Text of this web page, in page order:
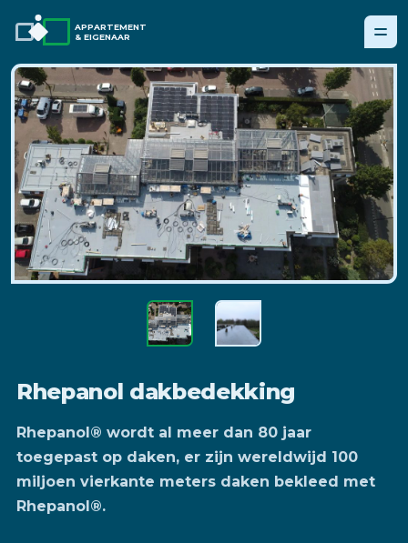
APPARTEMENT
& EIGENAAR
Rhepanol dakbedekking
Rhepanol® wordt al meer dan 80 jaar
toegepast op daken, er zijn wereldwijd 100
miljoen vierkante meters daken bekleed met
Rhepanol®.